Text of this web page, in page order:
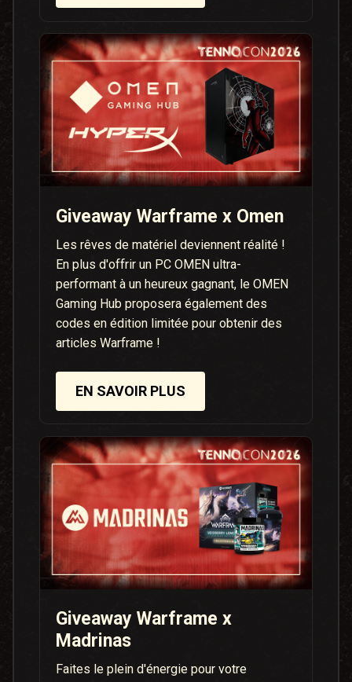
Giveaway Warframe x Omen
Les rêves de matériel deviennent réalité !
En plus d'offrir un PC OMEN ultra-
performant à un heureux gagnant, le OMEN
Gaming Hub proposera également des
codes en édition limitée pour obtenir des
articles Warframe !
EN SAVOIR PLUS
Giveaway Warframe x
Madrinas
Faites le plein d'énergie pour votre